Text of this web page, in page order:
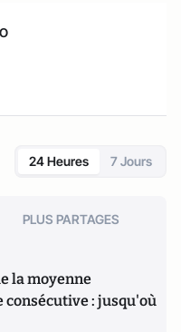
24 Heures 7 Jours
PLUS PARTAGES
la moyenne
consécutive : jusqu'où